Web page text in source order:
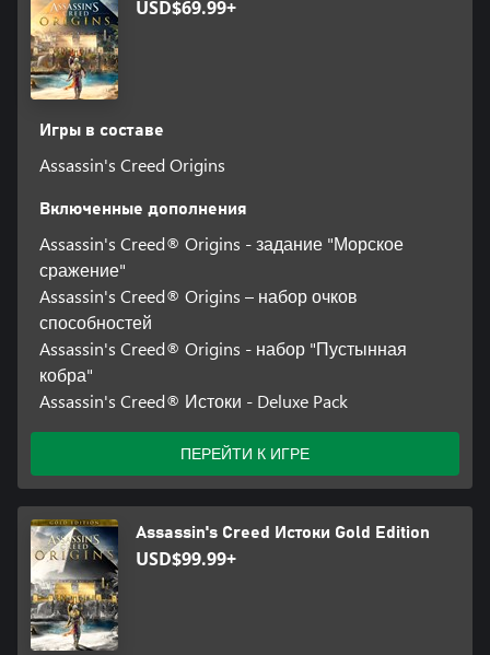
USD$69.99+
Игры в составе
Assassin's Creed Origins
Включенные дополнения
Assassin's Creed® Origins - задание "Морское
сражение"
Assassin's Creed® Origins – набор очков
способностей
Assassin's Creed® Origins - набор "Пустынная
кобра"
Assassin's Creed® Истоки - Deluxe Pack
ПЕРЕЙТИ К ИГРЕ
Assassin's Creed Истоки Gold Edition
USD$99.99+